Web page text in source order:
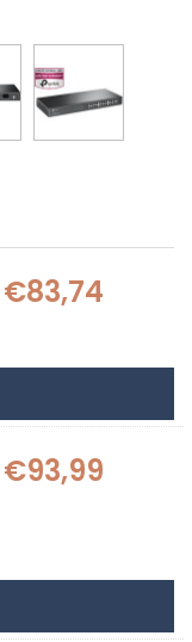
€83,74
€93,99